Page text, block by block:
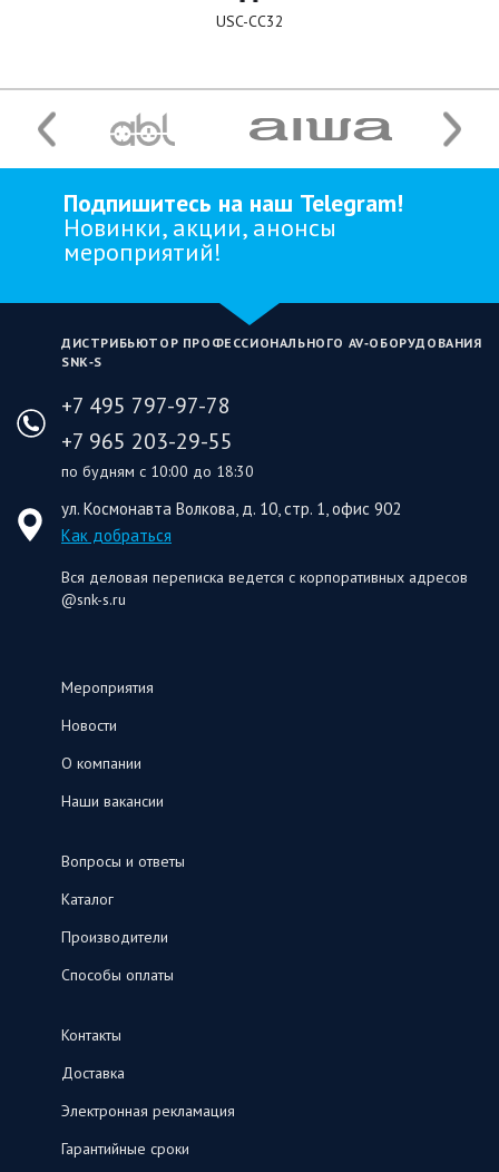
USC-CC32
Подпишитесь на наш Telegram!
Новинки, акции, анонсы
мероприятий!
ДИСТРИБЬЮТОР ПРОФЕССИОНАЛЬНОГО AV‑ОБОРУДОВАНИЯ
SNK‑S
+7 495 797-97-78
+7 965 203-29-55
по будням с 10:00 до 18:30
ул. Космонавта Волкова, д. 10, стр. 1, офис 902
Как добраться
Вся деловая переписка ведется с корпоративных адресов
@snk-s.ru
Мероприятия
Новости
О компании
Наши вакансии
Вопросы и ответы
Каталог
Производители
Способы оплаты
Контакты
Доставка
Электронная рекламация
Гарантийные сроки